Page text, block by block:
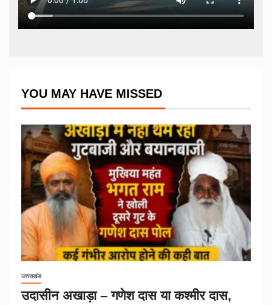
YOU MAY HAVE MISSED
उत्तराखंड
उदासीन अखाड़ा – गणेश दास या कश्मीर दास,